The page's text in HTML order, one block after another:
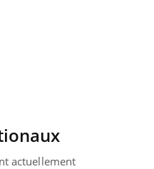
actuellement